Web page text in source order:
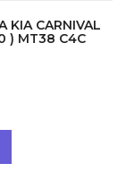
KIA CARNIVAL
) MT38 C4C